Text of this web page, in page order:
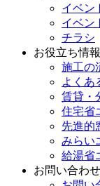
イベン
イベン
チラシ
お役立ち情報
施工の
よくあ
賃貸・
住宅省
先進的
みらい
給湯省
お問い合わせ